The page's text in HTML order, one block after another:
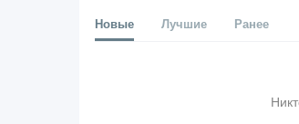
Новые Лучшие Ранее